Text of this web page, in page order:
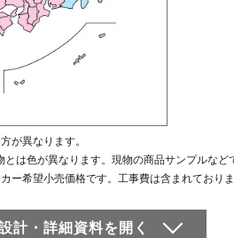
が異なります。
は色が異なります。現物の商品サンプルなど
ー希望小売価格です。工事費は含まれておりま
計・詳細資料を開く